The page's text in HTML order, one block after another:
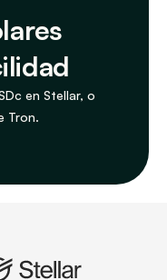
en Stellar, o
Tron.